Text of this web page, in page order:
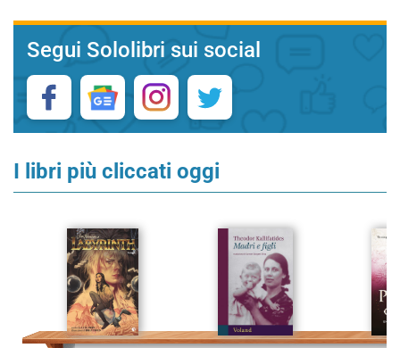
Segui Sololibri sui social
I libri più cliccati oggi